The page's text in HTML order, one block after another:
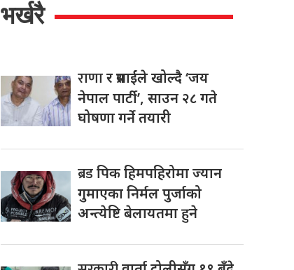
भर्खरै
राणार प्रसाईंले खोल्दै ‘जय
नेपाल पार्टी’, साउन २८ गते
घोषणा गर्ने तयारी
ब्रडपिक हिमपहिरोमा ज्यान
गुमाएका निर्मल पुर्जाको
अन्त्येष्टि बेलायतमा हुने